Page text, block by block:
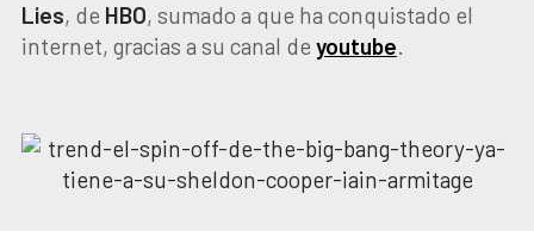
Lies, de HBO, sumado a que ha conquistado el
internet, gracias a su canal de youtube.